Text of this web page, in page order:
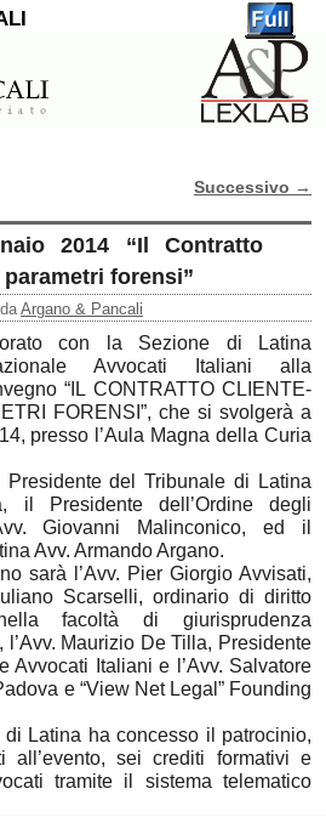
Successivo →
2014 “Il Contratto
forensi”
daArgano & Pancali
con la Sezione di Latina
Avvocati Italiani alla
“IL CONTRATTO CLIENTE-
FORENSI”, che si svolgerà a
presso l’Aula Magna della Curia
Presidente del Tribunale di Latina
il Presidente dell’Ordine degli
Giovanni Malinconico, ed il
Avv. Armando Argano.
sarà l’Avv. Pier Giorgio Avvisati,
Scarselli, ordinario di diritto
facoltà di giurisprudenza
l’Avv. Maurizio De Tilla, Presidente
Avvocati Italiani e l’Avv. Salvatore
e “View Net Legal” Founding
di Latina ha concesso il patrocinio,
all’evento, sei crediti formativi e
tramite il sistema telematico